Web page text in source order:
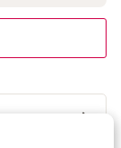
en Kreta op